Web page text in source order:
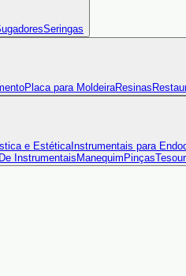
Seringas
Placa para MoldeiraResinas
e EstéticaInstrumentais para
Instrumentais Manequim Pinças